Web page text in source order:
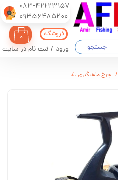
083-42223157
​​​​​​​09356485200
جستجو
۰
ورود / ثبت نام در سایت
فروشگاه
چرخ ماهیگیری